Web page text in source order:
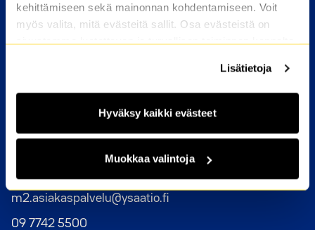
kehittämiseen sekä mainonnan kohdentamiseen. Voit
myös valita, mitä evästeitä sallit. Osa evästeistä on
sivustomme luotettavan ja turvallisen toiminnan kannalta
Lisätietoja
Hyväksy kaikki evästeet
Muokkaa valintoja
Hakijan usein kysytyt kysymykset
Asukkaan usein kysytyt kysymykset
Tietoa asumisesta
Vikailmoitus
m2.asiakaspalvelu@ysaatio.fi
09 7742 5500